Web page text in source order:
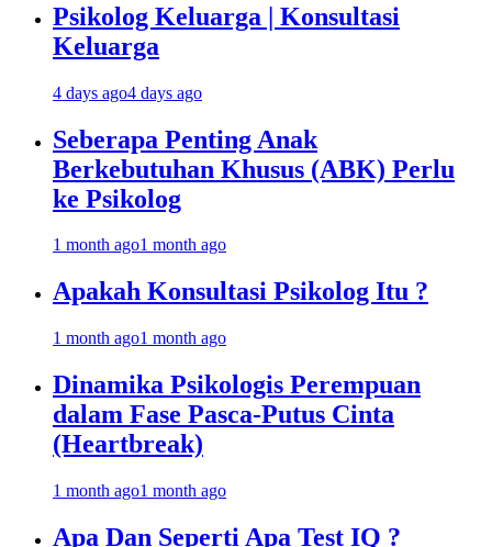
Psikolog Keluarga | Konsultasi
Keluarga
4 days ago4 days ago
Seberapa Penting Anak
Berkebutuhan Khusus (ABK) Perlu
ke Psikolog
1 month ago1 month ago
Apakah Konsultasi Psikolog Itu ?
1 month ago1 month ago
Dinamika Psikologis Perempuan
dalam Fase Pasca-Putus Cinta
(Heartbreak)
1 month ago1 month ago
Apa Dan Seperti Apa Test IQ ?